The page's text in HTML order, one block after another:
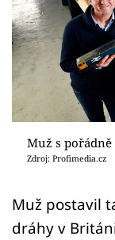
Sex a
Videa
Sledujte
Přihlášení
Sledujte nás
Muž s
Zdroj: Profimedia.cz
Muž postavil
dráhy v